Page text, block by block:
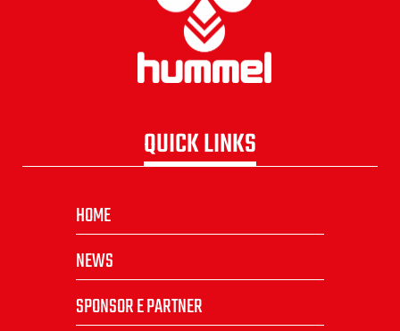
QUICK LINKS
HOME
NEWS
SPONSOR E PARTNER